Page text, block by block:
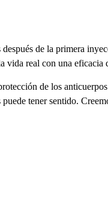
de la primera
vida real con una eficacia
de los
tener sentido.